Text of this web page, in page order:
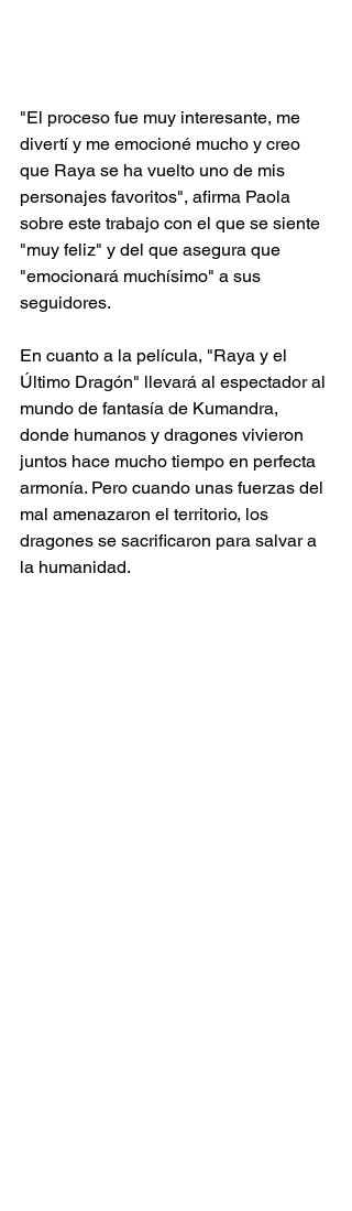
"El proceso fue muy interesante, me
divertí y me emocioné mucho y creo
que Raya se ha vuelto uno de mis
personajes favoritos", afirma Paola
sobre este trabajo con el que se siente
"muy feliz" y del que asegura que
"emocionará muchísimo" a sus
seguidores.
En cuanto a la película, "Raya y el
Último Dragón" llevará al espectador al
mundo de fantasía de Kumandra,
donde humanos y dragones vivieron
juntos hace mucho tiempo en perfecta
armonía. Pero cuando unas fuerzas del
mal amenazaron el territorio, los
dragones se sacrificaron para salvar a
la humanidad.